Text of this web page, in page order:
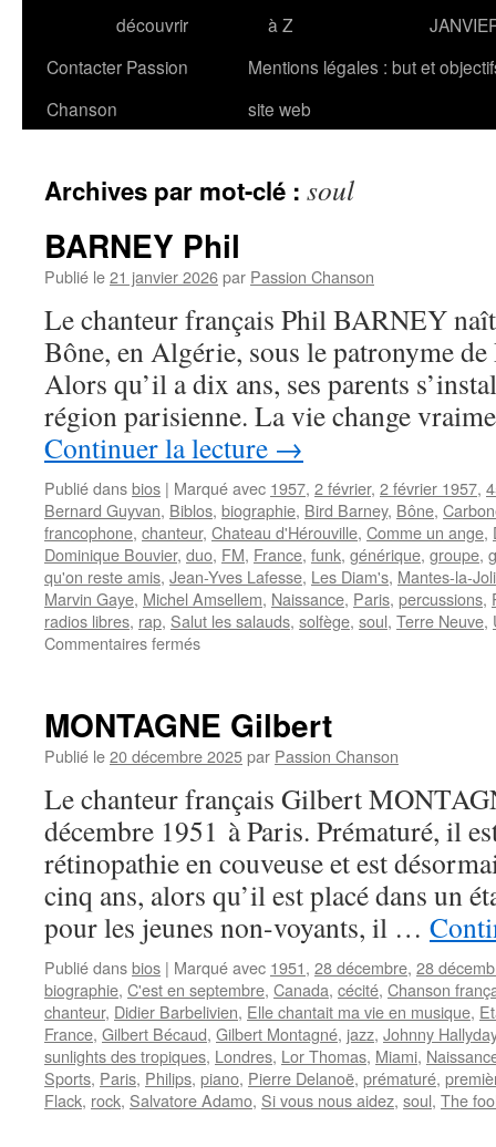
découvrir
à Z
Contacter Passion
Chanson
Mentions légales : but et
site web
Archives par mot-clé : soul
BARNEY Phil
Publié le21 janvier 2026par Passion Chanson
Le chanteur français Phil BARNEY
Bône, en Algérie, sous le patronyme
Alors qu’il a dix ans, ses parents
région parisienne. La vie change
Continuer la lecture →
Publié dansbios | Marqué avec 1957, 2 février, 2 février 1957,
Bernard Guyvan, Biblos, biographie, Bird Barney, Bône,
francophone, chanteur, Chateau d'Hérouville, Comme un ange,
Dominique Bouvier, duo, FM, France, funk, générique, groupe,
qu'on reste amis, Jean-Yves Lafesse, Les Diam's, Mantes-la-
Marvin Gaye, Michel Amsellem, Naissance, Paris, percussions,
radios libres, rap, Salut les salauds, solfège, soul, Terre Neuve,
Commentaires ferméssur
MONTAGNE Gilbert
Publié le20 décembre 2025par Passion Chanson
Le chanteur français Gilbert
décembre 1951 à Paris. Prématuré, il
rétinopathie en couveuse et est
cinq ans, alors qu’il est placé dans un
pour les jeunes non-voyants, il …
Publié dansbios | Marqué avec 1951, 28 décembre, 28
biographie, C'est en septembre, Canada, cécité, Chanson
chanteur, Didier Barbelivien, Elle chantait ma vie en musique,
France, Gilbert Bécaud, Gilbert Montagné, jazz, Johnny Hallyday
sunlights des tropiques, Londres, Lor Thomas, Miami,
Sports, Paris, Philips, piano, Pierre Delanoë, prématuré,
Flack, rock, Salvatore Adamo, Si vous nous aidez, soul, The